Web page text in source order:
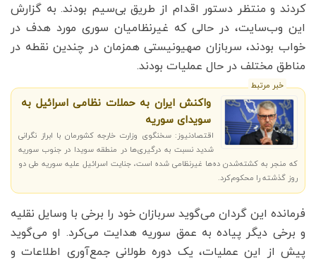
کردند و منتظر دستور اقدام از طریق بی‌سیم بودند. به گزارش
این وب‌سایت، در حالی که غیرنظامیان سوری مورد هدف در
خواب بودند، سربازان صهیونیستی همزمان در چندین نقطه در
مناطق مختلف در حال عملیات بودند.
خبر مرتبط
واکنش ایران به حملات نظامی اسرائیل به
سویدای سوریه
اقتصادنیوز: سخنگوی وزارت خارجه کشورمان با ابراز نگرانی
شدید نسبت به درگیری‌ها در منطقه سویدا در جنوب سوریه
که منجر به کشته‌شدن ده‌ها غیرنظامی شده است، جنایت اسرائیل علیه سوریه طی دو
روز گذشته را محکوم‌کرد.
فرمانده این گردان می‌گوید سربازان خود را برخی با وسایل نقلیه
و برخی دیگر پیاده به عمق سوریه هدایت می‌کرد. او می‌گوید
پیش از این عملیات، یک دوره طولانی جمع‌آوری اطلاعات و